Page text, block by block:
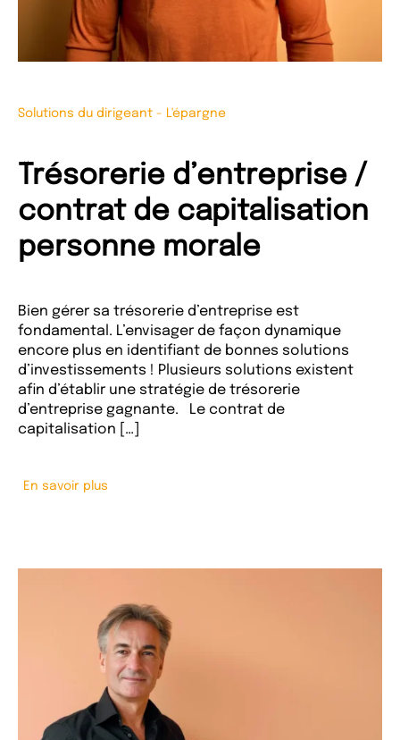
Solutions du dirigeant - L'épargne
Trésorerie d’entreprise /
contrat de capitalisation
personne morale
Bien gérer sa trésorerie d’entreprise est
fondamental. L’envisager de façon dynamique
encore plus en identifiant de bonnes solutions
d’investissements ! Plusieurs solutions existent
afin d’établir une stratégie de trésorerie
d’entreprise gagnante. Le contrat de
capitalisation […]
En savoir plus